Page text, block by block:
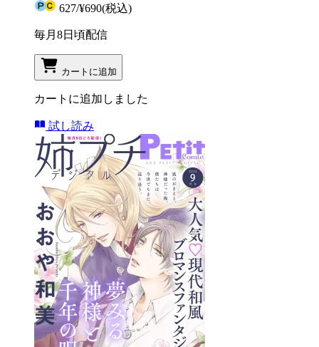
627/¥690(税込)
毎月8日頃配信
カートに追加
カートに追加しました
試し読み